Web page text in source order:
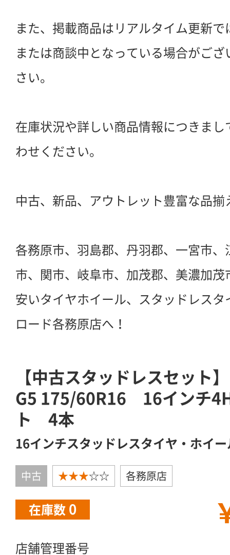
また、掲載商品はリアルタイム更新
または商談中となっている場合がご
さい。
在庫状況や詳しい商品情報につきま
わせください。
中古、新品、アウトレット豊富な品揃
各務原市、羽島郡、丹羽郡、一宮市
市、関市、岐阜市、加茂郡、美濃加茂
安いタイヤホイール、スタッドレス
ロード各務原店へ！
【中古スタッドレスセット
G5 175/60R16 16インチ
ト 4本
16インチスタッドレスタイヤ・ホイ
中古 ★★★☆☆ 各務原店
在庫数 0
店舗管理番号